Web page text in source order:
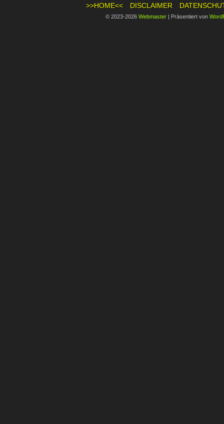
>>HOME<<
DISCLAIMER
© 2023-2026 Webmaster | Präsentiert von